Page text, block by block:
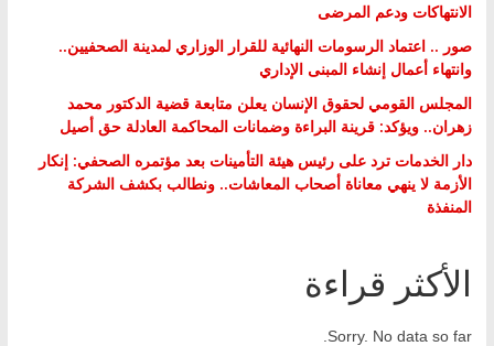
الانتهاكات ودعم المرضى
صور .. اعتماد الرسومات النهائية للقرار الوزاري لمدينة الصحفيين..
وانتهاء أعمال إنشاء المبنى الإداري
المجلس القومي لحقوق الإنسان يعلن متابعة قضية الدكتور محمد
زهران.. ويؤكد: قرينة البراءة وضمانات المحاكمة العادلة حق أصيل
دار الخدمات ترد على رئيس هيئة التأمينات بعد مؤتمره الصحفي: إنكار
الأزمة لا ينهي معاناة أصحاب المعاشات.. ونطالب بكشف الشركة
المنفذة
الأكثر قراءة
Sorry. No data so far.